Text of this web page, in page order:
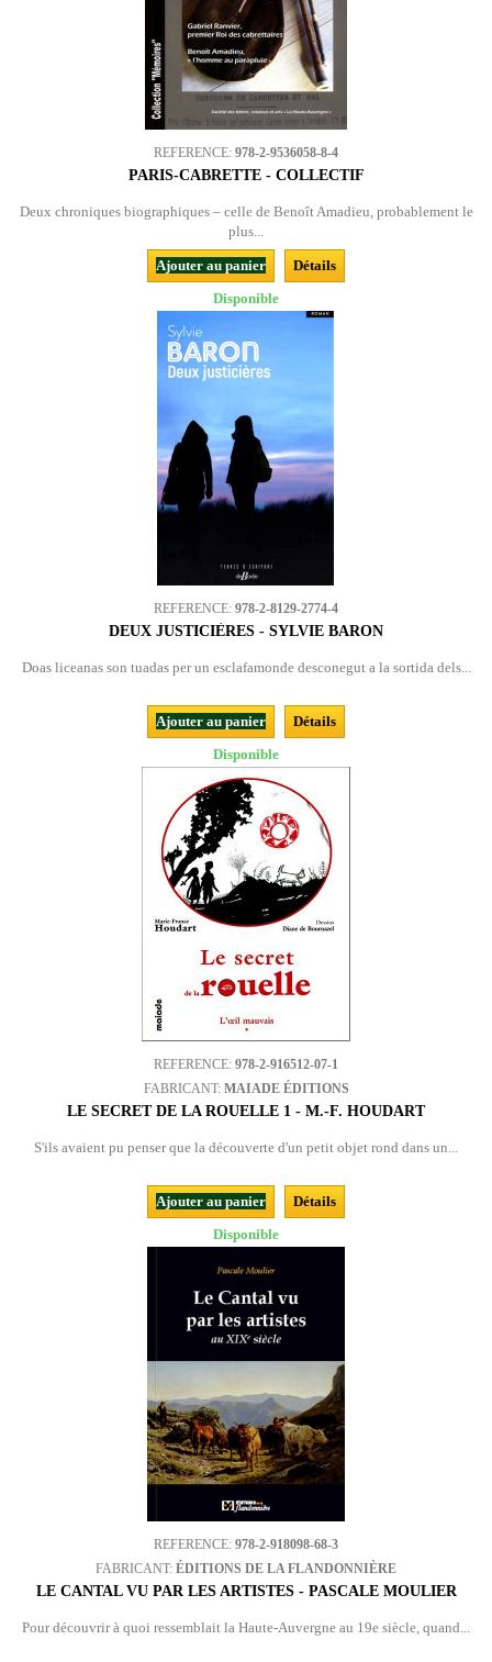
REFERENCE: 978-2-9536058-8-4
PARIS-CABRETTE - COLLECTIF
Deux chroniques biographiques – celle de Benoît Amadieu, probablement le
plus...
Ajouter au panier
Détails
Disponible
REFERENCE: 978-2-8129-2774-4
DEUX JUSTICIÈRES - SYLVIE BARON
Doas liceanas son tuadas per un esclafamonde desconegut a la sortida dels...
Ajouter au panier
Détails
Disponible
REFERENCE: 978-2-916512-07-1
FABRICANT: MAIADE ÉDITIONS
LE SECRET DE LA ROUELLE 1 - M.-F. HOUDART
S'ils avaient pu penser que la découverte d'un petit objet rond dans un...
Ajouter au panier
Détails
Disponible
REFERENCE: 978-2-918098-68-3
FABRICANT: ÉDITIONS DE LA FLANDONNIÈRE
LE CANTAL VU PAR LES ARTISTES - PASCALE MOULIER
Pour découvrir à quoi ressemblait la Haute-Auvergne au 19e siècle, quand...